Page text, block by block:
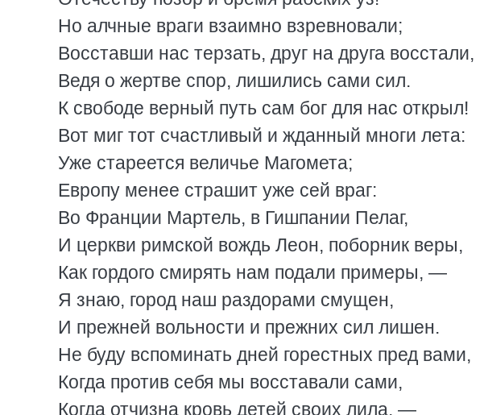
Но алчные враги взаимно взревновали;
Восставши нас терзать, друг на друга восстали,
Ведя о жертве спор, лишились сами сил.
К свободе верный путь сам бог для нас открыл!
Вот миг тот счастливый и жданный многи лета:
Уже стареется величье Магомета;
Европу менее страшит уже сей враг:
Во Франции Мартель, в Гишпании Пелаг,
И церкви римской вождь Леон, поборник веры,
Как гордого смирять нам подали примеры, —
Я знаю, город наш раздорами смущен,
И прежней вольности и прежних сил лишен.
Не буду вспоминать дней горестных пред вами,
Когда против себя мы восставали сами,
Когда отчизна кровь детей своих лила, —